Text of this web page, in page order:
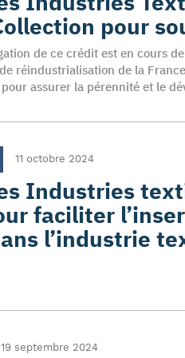
pour
de ce crédit est en cours
réindustrialisation de la
pour assurer la pérennité et le
11 octobre 2024
Industries
faciliter
l’industrie
19 septembre 2024